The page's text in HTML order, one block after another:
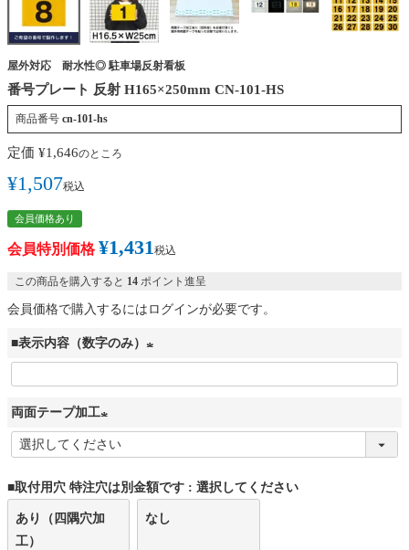
屋外対応 耐水性◎ 駐車場反射看板
番号プレート 反射 H165×250mm CN-101-HS
商品番号 cn-101-hs
定価 ¥1,646のところ
¥1,507税込
会員価格あり
会員特別価格 ¥1,431税込
この商品を購入すると 14 ポイント進呈
会員価格で購入するにはログインが必要です。
■表示内容（数字のみ）
両面テープ加工
(
須
)
■取付用穴 特注穴は別金額です 選択してください
あり（四隅穴加
工）
なし